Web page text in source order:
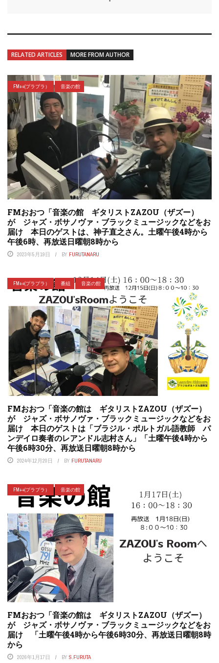
RELATED ARTICLES MORE FROM AUTHOR
FM++(プラプラ） 音楽の館
FMおおつ「音楽の館 ギタリストZAZOU（ザズー）
が ジャズ・ボサノヴァ・ブラックミュージックなどをお
届け 本日のゲストは、神子直之さん。土曜午後4時から
午後6時、再放送日曜朝8時から
2023年5月19日 BY FURUTANARU
FM++(プラプラ） 番組 音楽の館
FMおおつ「音楽の館は ギタリストZAZOU（ザズー）
が ジャズ・ボサノヴァ・ブラックミュージックなどをお
届け 本日のゲストは「ブラジル・ポルトガル語教師 パ
ンデイロ奏者のレアンドル志村さん」「土曜午後4時から
午後6時30分、再放送日曜朝8時から
2024年12月20日 BY FURUTANARU
FM++(プラプラ） 音楽の館
FMおおつ「音楽の館は ギタリストZAZOU（ザズー）
が ジャズ・ボサノヴァ・ブラックミュージックなどをお
届け 「土曜午後4時から午後6時30分、再放送日曜朝8時
から
2026年1月17日 BY S.FURUTA